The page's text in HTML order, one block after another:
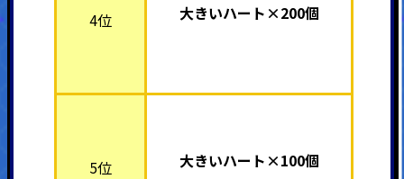
4位 大きいハート×200個
5位 大きいハート×100個